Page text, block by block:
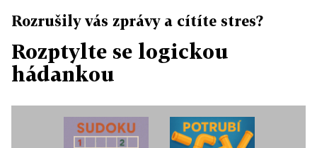
Rozrušily vás zprávy a cítíte stres?
Rozptylte se logickou
hádankou